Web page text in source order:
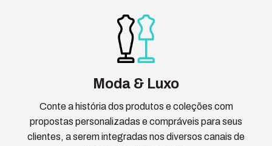
Moda & Luxo
Conte a história dos produtos e coleções com
propostas personalizadas e compráveis para seus
clientes, a serem integradas nos diversos canais de